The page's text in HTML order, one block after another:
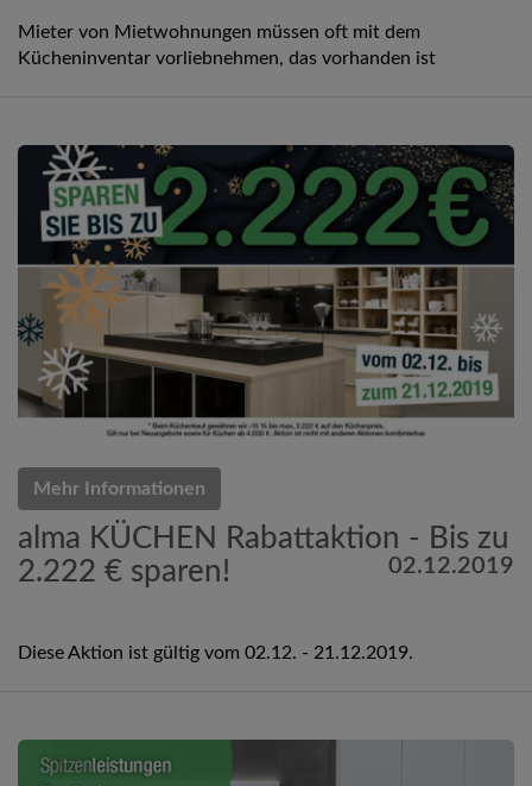
Mieter von Mietwohnungen müssen oft mit dem
Kücheninventar vorliebnehmen, das vorhanden ist
Mehr Informationen
alma KÜCHEN Rabattaktion - Bis zu
2.222 € sparen!
02.12.2019
Diese Aktion ist gültig vom 02.12. - 21.12.2019.